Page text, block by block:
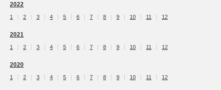
2022
1 2 3 4 5 6 7 8 9 10 11 12
2021
1 2 3 4 5 6 7 8 9 10 11 12
2020
1 2 3 4 5 6 7 8 9 10 11 12